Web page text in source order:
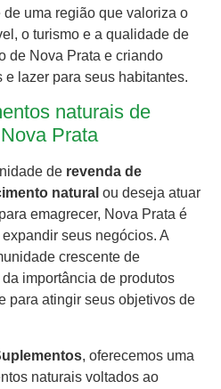
uma região que valoriza o
o turismo e a qualidade de
de Nova Prata e criando
lazer para seus habitantes.
naturais de
Prata
de revenda de
natural ou deseja atuar
emagrecer, Nova Prata é
seus negócios. A
crescente de
importância de produtos
para atingir seus objetivos de
, oferecemos uma
naturais voltados ao